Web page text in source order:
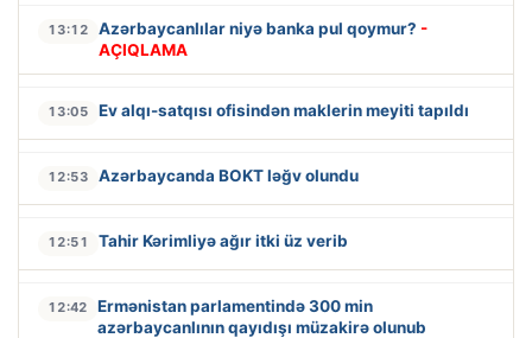
13:12 Azərbaycanlılar niyə banka pul qoymur? -
AÇIQLAMA
13:05 Ev alqı-satqısı ofisindən maklerin meyiti tapıldı
12:53 Azərbaycanda BOKT ləğv olundu
12:51 Tahir Kərimliyə ağır itki üz verib
12:42
Ermənistan parlamentində 300 min
azərbaycanlının qayıdışı müzakirə olunub